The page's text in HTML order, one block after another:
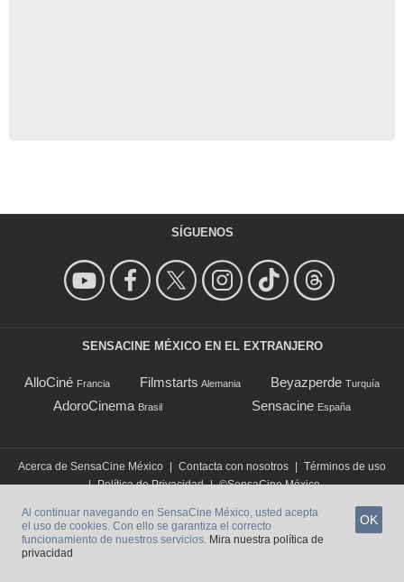
SÍGUENOS
SENSACINE MÉXICO EN EL EXTRANJERO
AlloCiné Francia Filmstarts Alemania Beyazperde Turquía
AdoroCinema Brasil Sensacine España
Acerca de SensaCine México | Contacta con nosotros | Términos de uso
| Política de Privacidad | ©SensaCine México
Al continuar navegando en SensaCine México, usted acepta
el uso de cookies. Con ello se garantiza el correcto
funcionamiento de nuestros servicios. Mira nuestra política de
privacidad
OK